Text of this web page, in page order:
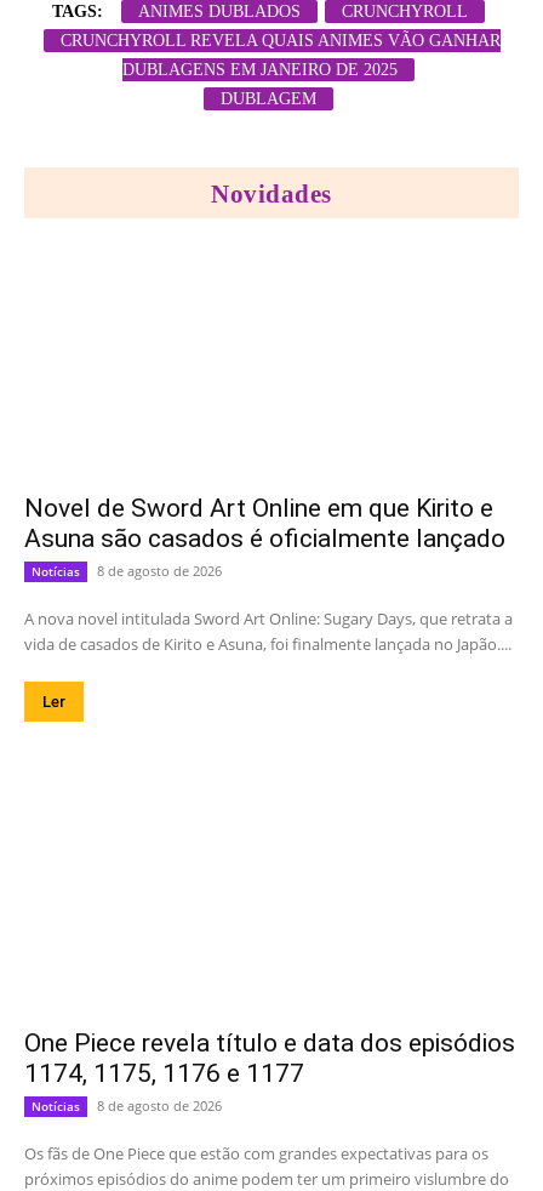
TAGS: ANIMES DUBLADOS
CRUNCHYROLL
CRUNCHYROLL REVELA QUAIS ANIMES VÃO GANHAR
DUBLAGENS EM JANEIRO DE 2025
DUBLAGEM
Novidades
Novel de Sword Art Online em que Kirito e
Asuna são casados é oficialmente lançado
Notícias 8 de agosto de 2026
A nova novel intitulada Sword Art Online: Sugary Days, que retrata a
vida de casados de Kirito e Asuna, foi finalmente lançada no Japão....
Ler
One Piece revela título e data dos episódios
1174, 1175, 1176 e 1177
Notícias 8 de agosto de 2026
Os fãs de One Piece que estão com grandes expectativas para os
próximos episódios do anime podem ter um primeiro vislumbre do